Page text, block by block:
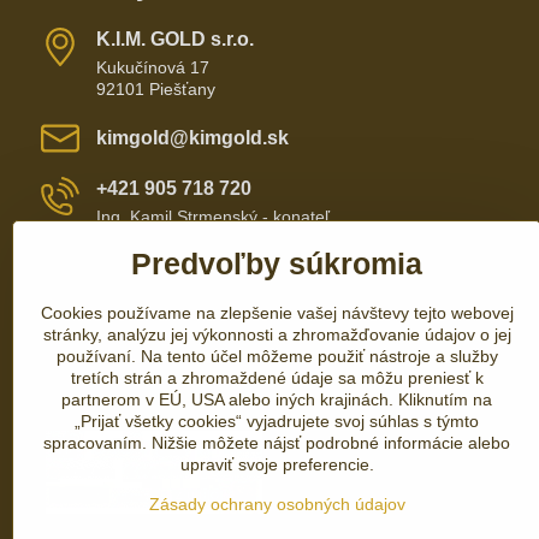
K​​.I​​.M​​. GOLD s​​.r​​.o​​.
Kukučínová 17
92101 Piešťany
kimgold​@kimgold​.sk
+421 905 718 720
Ing. Kamil Strmenský - konateľ
+421 905 657 700
+421 337 735 110
Predvoľby súkromia
Cookies používame na zlepšenie vašej návštevy tejto webovej
stránky, analýzu jej výkonnosti a zhromažďovanie údajov o jej
používaní. Na tento účel môžeme použiť nástroje a služby
tretích strán a zhromaždené údaje sa môžu preniesť k
partnerom v EÚ, USA alebo iných krajinách. Kliknutím na
„Prijať všetky cookies“ vyjadrujete svoj súhlas s týmto
spracovaním. Nižšie môžete nájsť podrobné informácie alebo
upraviť svoje preferencie.
Zásady ochrany osobných údajov